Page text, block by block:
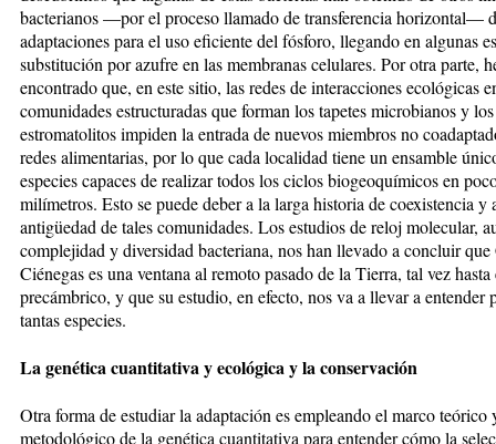
bacterianos —por el proceso llamado de transferencia horizontal—
adaptaciones para el uso eficiente del fósforo, llegando en algunas
substitución por azufre en las membranas celulares. Por otra parte,
encontrado que, en este sitio, las redes de interacciones ecológicas
comunidades estructuradas que forman los tapetes microbianos y los
estromatolitos impiden la entrada de nuevos miembros no
redes alimentarias, por lo que cada localidad tiene un ensamble
especies capaces de realizar todos los ciclos biogeoquímicos en
milímetros. Esto se puede deber a la larga historia de coexistencia y
antigüedad de tales comunidades. Los estudios de reloj molecular,
complejidad y diversidad bacteriana, nos han llevado a concluir que
Ciénegas es una ventana al remoto pasado de la Tierra, tal vez hasta
precámbrico, y que su estudio, en efecto, nos va a llevar a entender
tantas especies.
La genética cuantitativa y ecológica y la conservación
Otra forma de estudiar la adaptación es empleando el marco teórico
metodológico de la genética cuantitativa para entender cómo la